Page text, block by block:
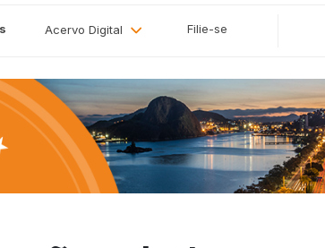
Acervo Digital Filie-se